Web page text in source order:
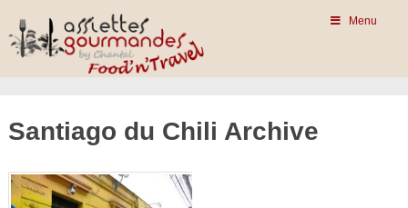
Menu
Santiago du Chili Archive